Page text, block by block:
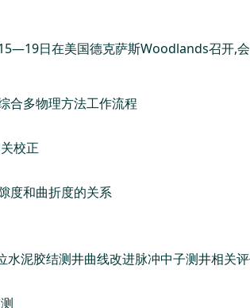
日在美国德克萨斯Woodlands召开,
合多物理方法工作流程
校正
度和曲折度的关系
泥胶结测井曲线改进脉冲中子测井相关